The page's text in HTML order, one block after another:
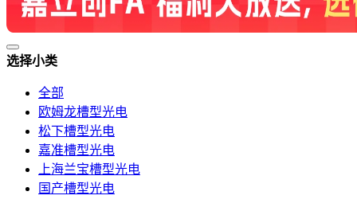
选择小类
全部
欧姆龙槽型光电
松下槽型光电
嘉准槽型光电
上海兰宝槽型光电
国产槽型光电